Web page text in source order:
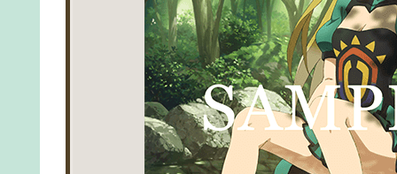
【FGO】再臨状態でバフ受けれる受けれないが困